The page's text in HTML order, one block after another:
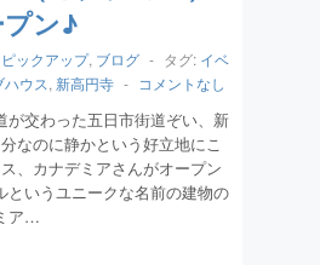
ン♪
ピックアップ, ブログ - タグ: イベ
ハウス, 新高円寺 - コメントなし
が交わった五日市街道ぞい、新
なのに静かという好立地にこ
、カナデミアさんがオープン
いうユニークな名前の建物の
ア…